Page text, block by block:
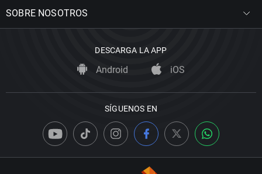
SOBRE NOSOTROS
DESCARGA LA APP
Android iOS
SÍGUENOS EN